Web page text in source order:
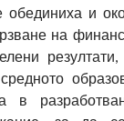
обединиха и
на
в